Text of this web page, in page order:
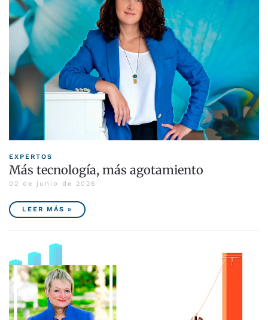
EXPERTOS
Más tecnología, más agotamiento
02 de junio de 2026
LEER MÁS »